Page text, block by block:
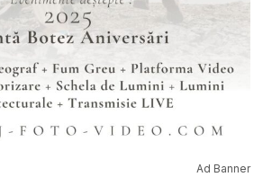
Ad Banner